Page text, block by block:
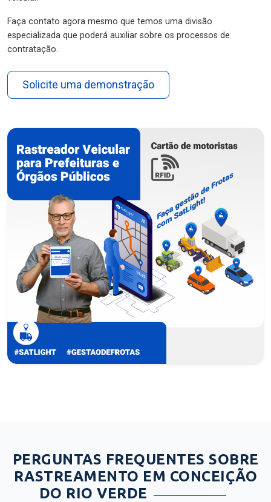
Faça contato agora mesmo que temos uma divisão
especializada que poderá auxiliar sobre os processos de
contratação.
Solicite uma demonstração
PERGUNTAS FREQUENTES SOBRE
RASTREAMENTO EM CONCEIÇÃO
DO RIO VERDE